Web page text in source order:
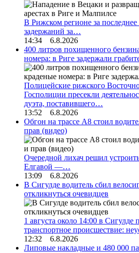
В Рижском регионе за последнее
задержаний за…
14:34 6.8.2026
400 литров похищенного
номера: в Риге задержали
Полицейские рижского
Госполиции пресекли
дуэта, поставившего…
13:52 6.8.2026
Обгон на трассе А8 стоил
прав (видео)
Очередной лихач решил
Елгавой —…
13:09 6.8.2026
В Сигулде водитель сбил
откликнуться очевидцев
1 августа около 14:00 в
транспортное происшествие:
12:32 6.8.2026
Липовые накладные и 480 000